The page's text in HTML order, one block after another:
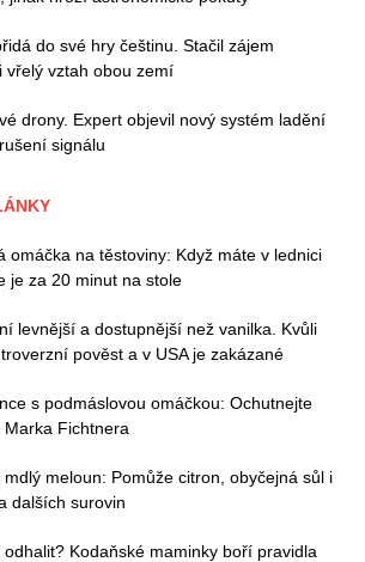
do své hry češtinu. Stačil zájem
vřelý vztah obou zemí
drony. Expert objevil nový systém ladění
signálu
omáčka na těstoviny: Když máte v lednici
je za 20 minut na stole
levnější a dostupnější než vanilka. Kvůli
pověst a v USA je zakázané
s podmáslovou omáčkou: Ochutnejte
Fichtnera
meloun: Pomůže citron, obyčejná sůl i
dalších surovin
Kodaňské maminky boří pravidla